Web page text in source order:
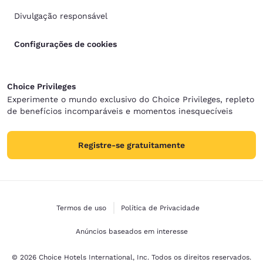
Divulgação responsável
Configurações de cookies
Choice Privileges
Experimente o mundo exclusivo do Choice Privileges, repleto
de benefícios incomparáveis e momentos inesquecíveis
Registre-se gratuitamente
Termos de uso Política de Privacidade
Anúncios baseados em interesse
© 2026 Choice Hotels International, Inc. Todos os direitos reservados.